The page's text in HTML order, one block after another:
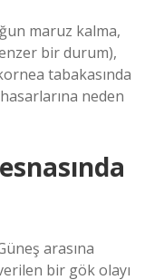
maruz kalma,
bir durum),
tabakasında
neden
arasına
bir gök olayı